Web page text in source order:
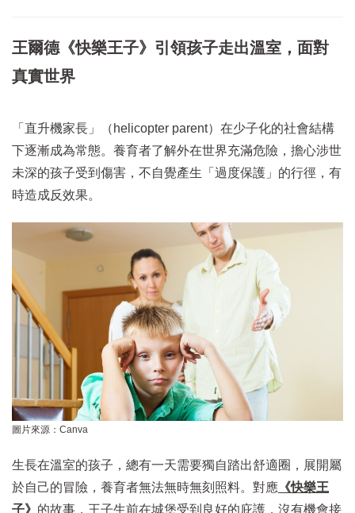
王爾德《快樂王子》引領孩子走出溫室，面對
真實世界
「直升機家長」（helicopter parent）在少子化的社會結構
下逐漸成為常態。養育者了解外在世界充滿危險，擔心涉世
未深的孩子受到傷害，不自覺產生「過度保護」的行徑，有
時造成反效果。
圖片來源：Canva
生長在溫室的孩子，總有一天需要獨自踏出舒適圈，展開屬
於自己的冒險，養育者無法無時無刻照料。對應 《快樂王
子》 的故事，王子生前在城堡受到良好的庇護，沒有機會接